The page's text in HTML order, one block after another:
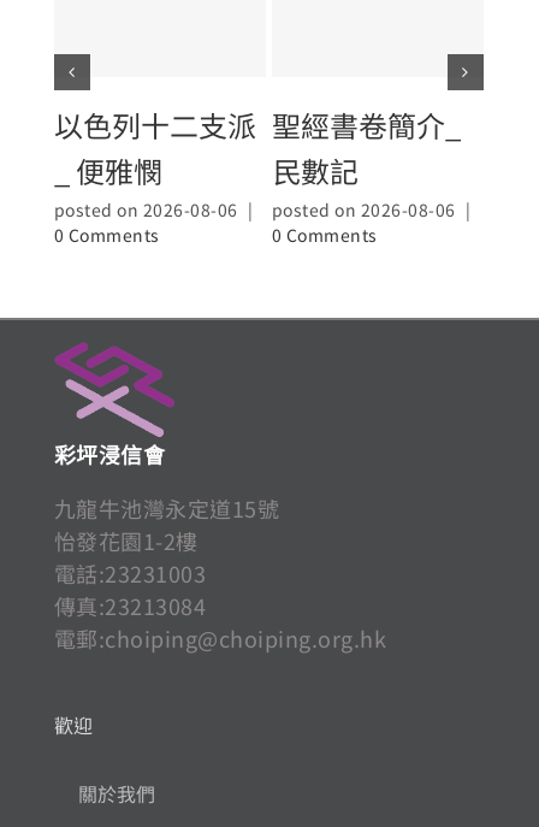
以色列十二支派
_ 便雅憫
posted on 2026-08-06 |
0 Comments
聖經書卷簡介_
民數記
posted on 2026-08-06 |
0 Comments
彩坪浸信會
九龍牛池灣永定道15號
怡發花園1-2樓
電話:23231003
傳真:23213084
電郵:choiping@choiping.org.hk
歡迎
關於我們